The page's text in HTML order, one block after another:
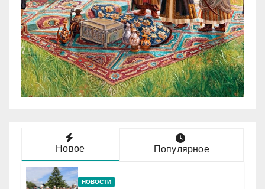
Новое Популярное
НОВОСТИ